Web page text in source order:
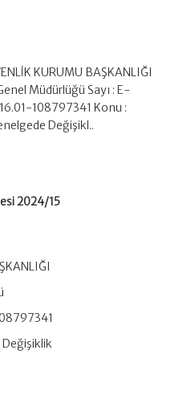
KURUMU BAŞKANLIĞI
Müdürlüğü Sayı : E-
108797341 Konu :
Değişikl..
2024/15
Değişiklik